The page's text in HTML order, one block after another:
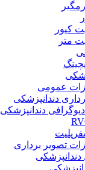
کیور
متر
عمومی
دندانپزشکی
دندانپزشکی
تصویر برداری
دندانپزشکی